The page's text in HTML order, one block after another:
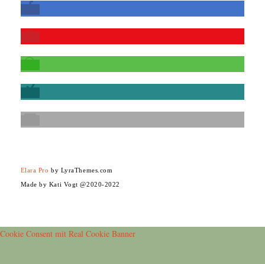
Elara Pro by LyraThemes.com
Made by Kati Vogt @2020-2022
Cookie Consent mit Real Cookie Banner